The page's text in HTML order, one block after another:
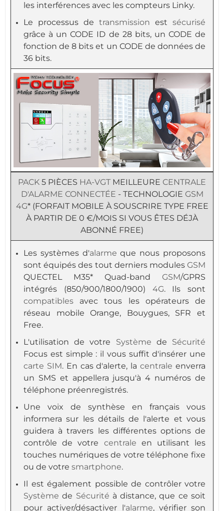
les interférences avec les compteurs Linky.
Le processus de transmission est sécurisé
grâce à un CODE ID de 28 bits, un CODE de
fonction de 8 bits et un CODE de données de
36 bits.
PACK 5 PIÈCES HA-VGT MEILLEURE CENTRALE
D'ALARME CONNECTÉE - TECHNOLOGIE GSM
4G* (FORFAIT MOBILE À SOUSCRIRE TYPE FREE
À PARTIR DE 0 €/MOIS SI VOUS ÊTES DÉJÀ
ABONNÉ FREE)
Les systèmes d'alarme que nous proposons
sont équipés des tout derniers modules GSM
QUECTEL M35* Quad-band GSM/GPRS
intégrés (850/900/1800/1900) 4G. Ils sont
compatibles avec tous les opérateurs de
réseau mobile Orange, Bouygues, SFR et
Free.
L'utilisation de votre Système de Sécurité
Focus est simple : il vous suffit d'insérer une
carte SIM. En cas d'alerte, lacentrale enverra
un SMS et appellera jusqu'à 4 numéros de
téléphone préenregistrés.
Une voix de synthèse en français vous
informera sur les détails de l'alerte et vous
guidera à travers les différentes options de
contrôle de votre centrale en utilisant les
touches numériques de votre téléphone fixe
ou de votre smartphone.
Il est également possible de contrôler votre
Système de Sécurité à distance, que ce soit
pour activer/désactiver l'alarme, vérifier son